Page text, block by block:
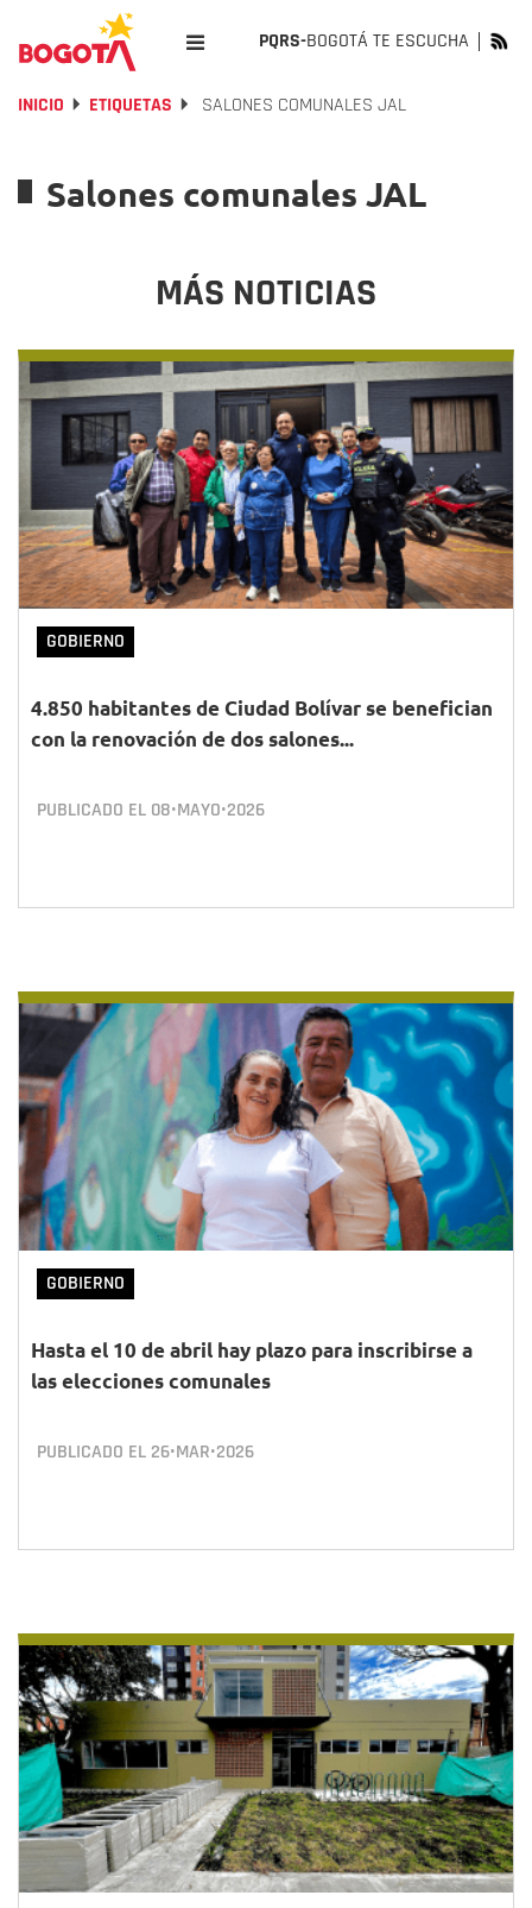
PQRS-BOGOTÁ TE ESCUCHA
INICIO ETIQUETAS SALONES COMUNALES JAL
Salones comunales JAL
MÁS NOTICIAS
GOBIERNO
4.850 habitantes de Ciudad Bolívar se benefician
con la renovación de dos salones...
PUBLICADO EL 08•MAYO•2026
GOBIERNO
Hasta el 10 de abril hay plazo para inscribirse a
las elecciones comunales
PUBLICADO EL 26•MAR•2026